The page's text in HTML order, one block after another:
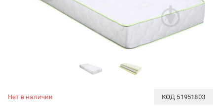
Нет в наличии КОД 51951803